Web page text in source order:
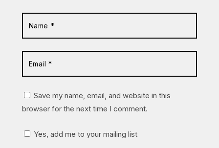
Save my name, email, and website in this
browser for the next time I comment.
Yes, add me to your mailing list